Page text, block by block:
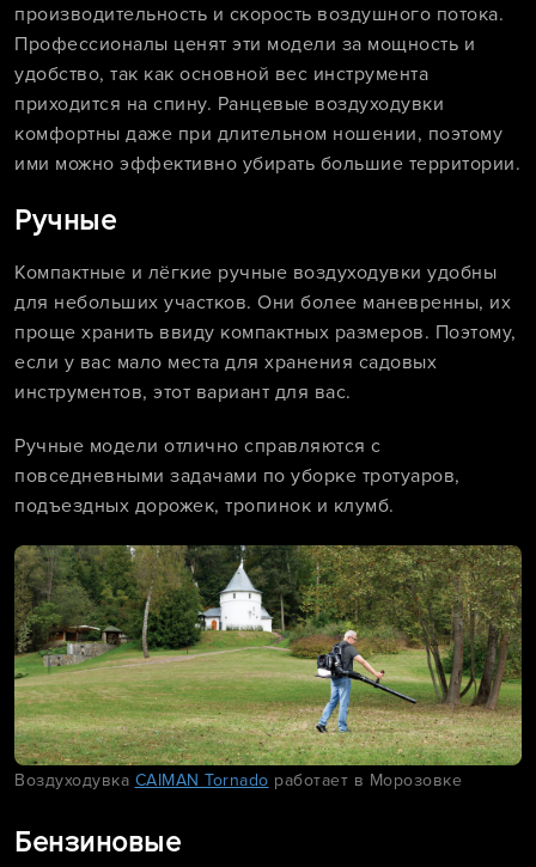
производительность и скорость воздушного потока.
Профессионалы ценят эти модели за мощность и
удобство, так как основной вес инструмента
приходится на спину. Ранцевые воздуходувки
комфортны даже при длительном ношении, поэтому
ими можно эффективно убирать большие территории.
Ручные
Компактные и лёгкие ручные воздуходувки удобны
для небольших участков. Они более маневренны, их
проще хранить ввиду компактных размеров. Поэтому,
если у вас мало места для хранения садовых
инструментов, этот вариант для вас.
Ручные модели отлично справляются с
повседневными задачами по уборке тротуаров,
подъездных дорожек, тропинок и клумб.
Воздуходувка CAIMAN Tornado работает в Морозовке
Бензиновые